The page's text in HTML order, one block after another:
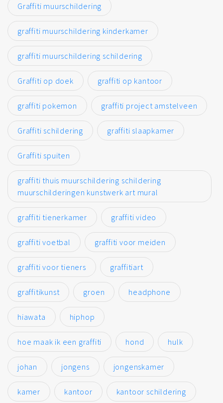
Graffiti muurschildering
graffiti muurschildering kinderkamer
graffiti muurschildering schildering
Graffiti op doek graffiti op kantoor
graffiti pokemon graffiti project amstelveen
Graffiti schildering graffiti slaapkamer
Graffiti spuiten
graffiti thuis muurschildering schildering
muurschilderingen kunstwerk art mural
graffiti tienerkamer graffiti video
graffiti voetbal graffiti voor meiden
graffiti voor tieners graffitiart
graffitikunst groen headphone
hiawata hiphop
hoe maak ik een graffiti hond hulk
johan jongens jongenskamer
kamer kantoor kantoor schildering